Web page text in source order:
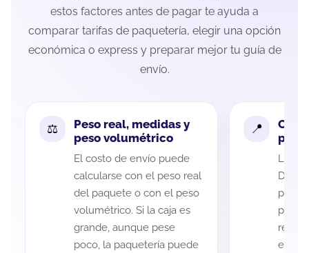
estos factores antes de pagar te ayuda a
comparar tarifas de paquetería, elegir una opción
económica o express y preparar mejor tu guía de
envío.
Peso real, medidas y
peso volumétrico
El costo de envío puede
calcularse con el peso real
del paquete o con el peso
volumétrico. Si la caja es
grande, aunque pese
poco, la paquetería puede
La